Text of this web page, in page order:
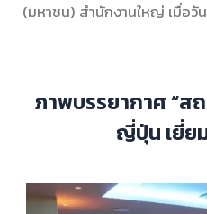
(มหาชน) สำนักงานใหญ่ เมื่อวั
ภาพบรรยากาศ “ส
ญี่ปุ่น เยี่ย